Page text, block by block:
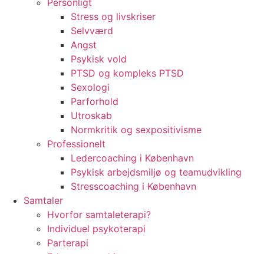
Personligt
Stress og livskriser
Selvværd
Angst
Psykisk vold
PTSD og kompleks PTSD
Sexologi
Parforhold
Utroskab
Normkritik og sexpositivisme
Professionelt
Ledercoaching i København
Psykisk arbejdsmiljø og teamudvikling
Stresscoaching i København
Samtaler
Hvorfor samtaleterapi?
Individuel psykoterapi
Parterapi